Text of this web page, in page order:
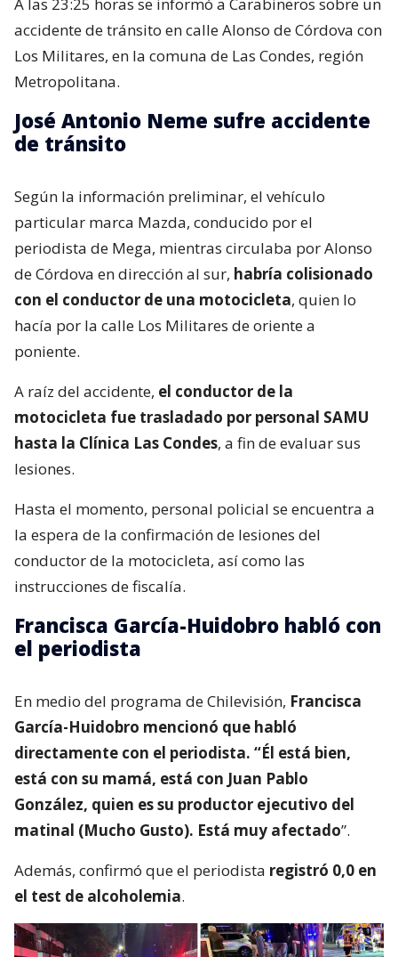
accidente de tránsito en calle Alonso de Córdova con
Los Militares, en la comuna de Las Condes, región
Metropolitana.
José Antonio Neme sufre accidente
de tránsito
Según la información preliminar, el vehículo
particular marca Mazda, conducido por el
periodista de Mega, mientras circulaba por Alonso
de Córdova en dirección al sur, habría colisionado
con el conductor de una motocicleta, quien lo
hacía por la calle Los Militares de oriente a
poniente.
A raíz del accidente, el conductor de la
motocicleta fue trasladado por personal SAMU
hasta la Clínica Las Condes, a fin de evaluar sus
lesiones.
Hasta el momento, personal policial se encuentra a
la espera de la confirmación de lesiones del
conductor de la motocicleta, así como las
instrucciones de fiscalía.
Francisca García-Huidobro habló con
el periodista
En medio del programa de Chilevisión, Francisca
García-Huidobro mencionó que habló
directamente con el periodista. “Él está bien,
está con su mamá, está con Juan Pablo
González, quien es su productor ejecutivo del
matinal (Mucho Gusto). Está muy afectado”.
Además, confirmó que el periodista registró 0,0 en
el test de alcoholemia.